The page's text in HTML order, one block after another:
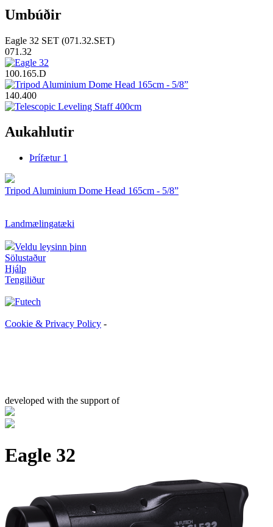
Umbúðir
Eagle 32 SET (071.32.SET)
071.32
100.165.D
140.400
Aukahlutir
Þrífætur 1
Tripod Aluminium Dome Head 165cm - 5/8”
Landmælingatæki
Veldu leysinn þinn
Sölustaður
Hjálp
Tengiliður
Cookie & Privacy Policy -
developed with the support of
Eagle 32